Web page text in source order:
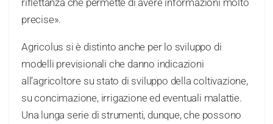
precise».
Agricolus si è distinto anche per lo sviluppo di
modelli previsionali che danno indicazioni
all’agricoltore su stato di sviluppo della coltivazione,
su concimazione, irrigazione ed eventuali malattie.
Una lunga serie di strumenti, dunque, che possono